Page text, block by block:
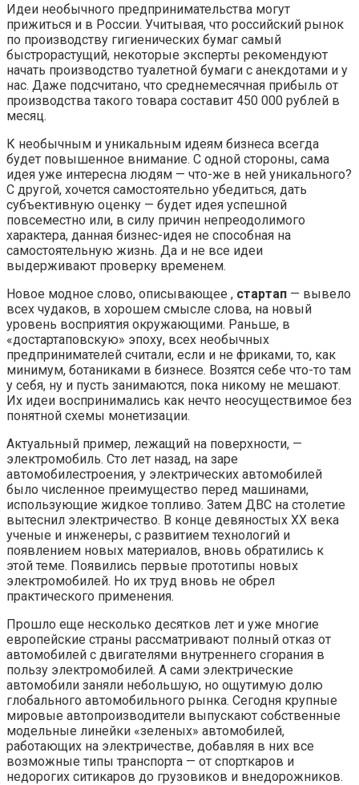
Идеи необычного предпринимательства могут
прижиться и в России. Учитывая, что российский рынок
по производству гигиенических бумаг самый
быстрорастущий, некоторые эксперты рекомендуют
начать производство туалетной бумаги с анекдотами и у
нас. Даже подсчитано, что среднемесячная прибыль от
производства такого товара составит 450 000 рублей в
месяц.
К необычным и уникальным идеям бизнеса всегда
будет повышенное внимание. С одной стороны, сама
идея уже интересна людям — что-же в ней уникального?
С другой, хочется самостоятельно убедиться, дать
субъективную оценку — будет идея успешной
повсеместно или, в силу причин непреодолимого
характера, данная бизнес-идея не способная на
самостоятельную жизнь. Да и не все идеи
выдерживают проверку временем.
Новое модное слово, описывающее , стартап — вывело
всех чудаков, в хорошем смысле слова, на новый
уровень восприятия окружающими. Раньше, в
«достартаповскую» эпоху, всех необычных
предпринимателей считали, если и не фриками, то, как
минимум, ботаниками в бизнесе. Возятся себе что-то там
у себя, ну и пусть занимаются, пока никому не мешают.
Их идеи воспринимались как нечто неосуществимое без
понятной схемы монетизации.
Актуальный пример, лежащий на поверхности, —
электромобиль. Сто лет назад, на заре
автомобилестроения, у электрических автомобилей
было численное преимущество перед машинами,
использующие жидкое топливо. Затем ДВС на столетие
вытеснил электричество. В конце девяностых XX века
ученые и инженеры, с развитием технологий и
появлением новых материалов, вновь обратились к
этой теме. Появились первые прототипы новых
электромобилей. Но их труд вновь не обрел
практического применения.
Прошло еще несколько десятков лет и уже многие
европейские страны рассматривают полный отказ от
автомобилей с двигателями внутреннего сгорания в
пользу электромобилей. А сами электрические
автомобили заняли небольшую, но ощутимую долю
глобального автомобильного рынка. Сегодня крупные
мировые автопроизводители выпускают собственные
модельные линейки «зеленых» автомобилей,
работающих на электричестве, добавляя в них все
возможные типы транспорта — от спорткаров и
недорогих ситикаров до грузовиков и внедорожников.